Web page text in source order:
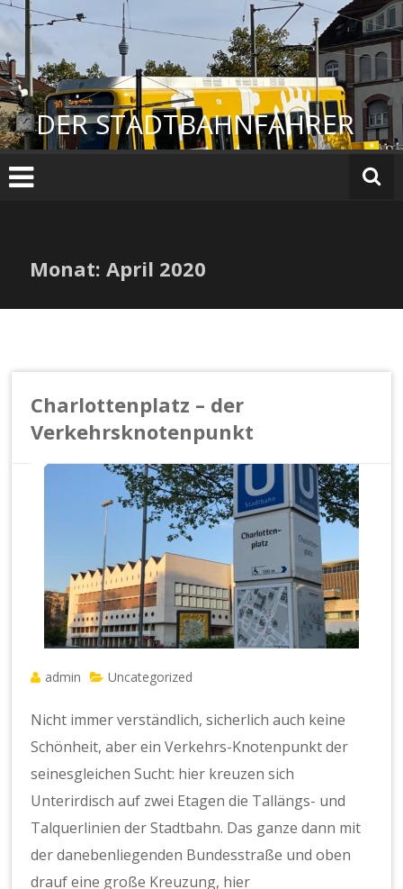
Zum
Inhalt
springen
DER STADTBAHNFAHRER
Monat:April 2020
Charlottenplatz – der
Verkehrsknotenpunkt
admin Uncategorized
Nicht immer verständlich, sicherlich auch keine
Schönheit, aber ein Verkehrs-Knotenpunkt der
seinesgleichen Sucht: hier kreuzen sich
Unterirdisch auf zwei Etagen die Tallängs- und
Talquerlinien der Stadtbahn. Das ganze dann mit
der danebenliegenden Bundesstraße und oben
drauf eine große Kreuzung, hier